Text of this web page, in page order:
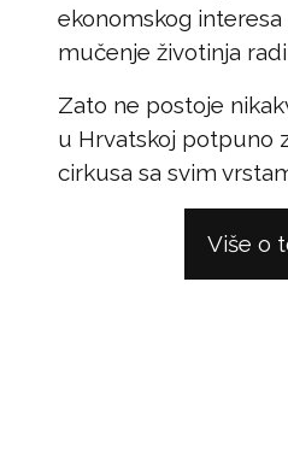
ekonomskog
mučenje životinja
Zato ne postoje
u Hrvatskoj potpuno
cirkusa sa svim
Više o